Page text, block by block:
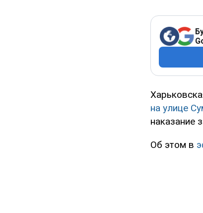
на улице
наказание
Об этом в